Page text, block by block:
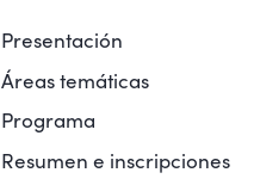
Presentación
Áreas temáticas
Programa
Resumen e inscripciones